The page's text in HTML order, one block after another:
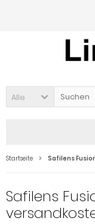
Alle
Startseite Safilens
Safilens